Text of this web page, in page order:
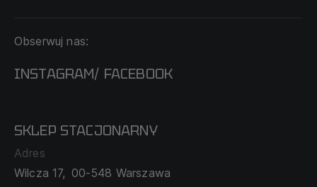
DOSTAWA I PŁATNOŚĆ
O NAS
MAPA SERWISU
ZAMÓWIENIA KORPORACYJNE
Obserwuj nas:
INSTAGRAM/ FACEBOOK
SKLEP STACJONARNY
Adres
Wilcza 17, 00-548 Warszawa